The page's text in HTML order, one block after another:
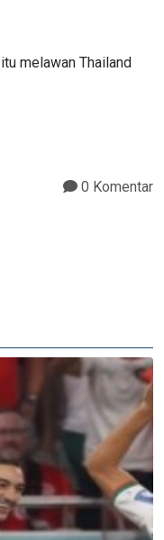
melawan Thailand
0 Komentar